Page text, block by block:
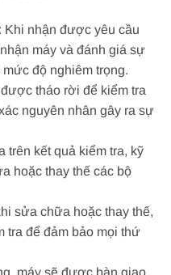
Khi nhận được yêu cầu
máy và đánh giá sự
độ nghiêm trọng.
tháo rời để kiểm tra
nguyên nhân gây ra sự
trên kết quả kiểm tra, kỹ
hoặc thay thế các bộ
sửa chữa hoặc thay thế,
tra để đảm bảo mọi thứ
máy sẽ được bàn giao